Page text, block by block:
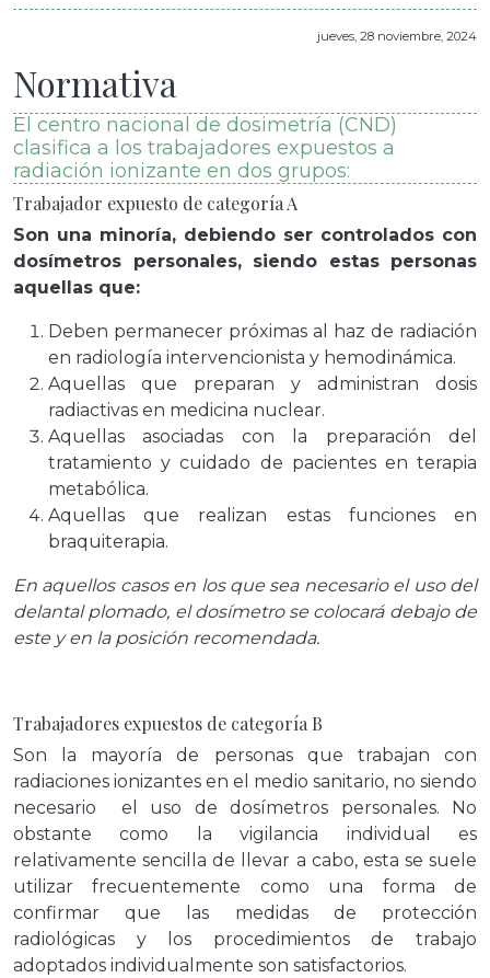
jueves, 28 noviembre, 2024
Normativa
El centro nacional de dosimetría (CND)
clasifica a los trabajadores expuestos a
radiación ionizante en dos grupos:
Trabajador expuesto de categoría A
Son una minoría, debiendo ser controlados con
dosímetros personales, siendo estas personas
aquellas que:
Deben permanecer próximas al haz de radiación
en radiología intervencionista y hemodinámica.
Aquellas que preparan y administran dosis
radiactivas en medicina nuclear.
Aquellas asociadas con la preparación del
tratamiento y cuidado de pacientes en terapia
metabólica.
Aquellas que realizan estas funciones en
braquiterapia.
En aquellos casos en los que sea necesario el uso del
delantal plomado, el dosímetro se colocará debajo de
este y en la posición recomendada.
Trabajadores expuestos de categoría B
Son la mayoría de personas que trabajan con
radiaciones ionizantes en el medio sanitario, no siendo
necesario el uso de dosímetros personales. No
obstante como la vigilancia individual es
relativamente sencilla de llevar a cabo, esta se suele
utilizar frecuentemente como una forma de
confirmar que las medidas de protección
radiológicas y los procedimientos de trabajo
adoptados individualmente son satisfactorios.